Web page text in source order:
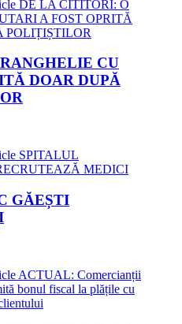
CU
DOAR DUPĂ
GĂEȘTI